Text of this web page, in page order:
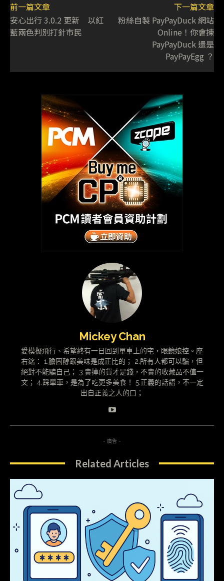
前一篇文章
安心出行 3.0.2 更新 以紅
藍兩色判別打針市民
下一篇文章
粉絲自製 PayPayDuck 網站
Online！你會揀
PayPayDuck 還是
PayPayEgg ？
Mickey Chan
愛模擬飛行、希望終有一日回到單車上的宅，眼鏡娘控。座
右銘： 1.膽固醇跟美味是成正比的； 2.所有人都可以騙，但
絕對不能騙自己； 3.賣掉的貨才是錢，不賣的收藏品不值一
文； 4.踩單車，是為了吃更多美食！ 5.正義的話語，不一定
出自正義之人的口；
- 廣告 -
Related Articles